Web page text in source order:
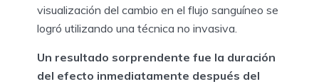
visualización del cambio en el flujo sanguíneo se
logró utilizando una técnica no invasiva.
Un resultado sorprendente fue la duración
del efecto inmediatamente después del